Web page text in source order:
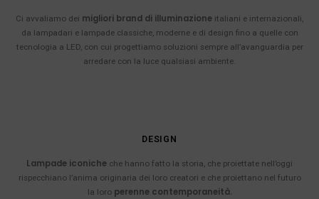
Ci avvaliamo dei migliori brand di illuminazione italiani e internazionali,
da lampadari e lampade classiche, moderne e di design fino a quelle con
tecnologia a LED, con cui progettiamo soluzioni sempre all’avanguardia per
arredare con la luce qualsiasi ambiente.
DESIGN
Lampade iconiche che hanno fatto la storia, che proiettate nell’oggi
rispecchiano l’anima originaria dei loro creatori e che proiettano nel futuro
la loro perenne contemporaneità.